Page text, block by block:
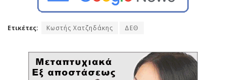
Ετικέτες: Κωστής Χατζηδάκης ΔΕΘ